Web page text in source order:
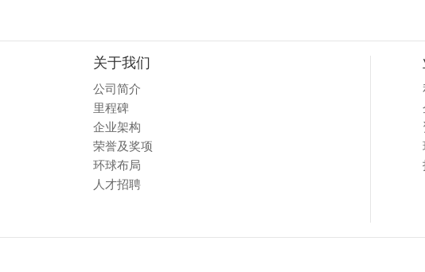
关于我们
公司简介
里程碑
企业架构
荣誉及奖项
环球布局
人才招聘